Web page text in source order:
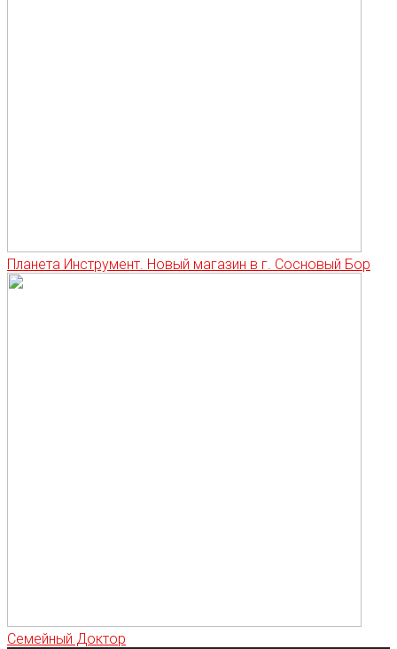
Планета Инструмент. Новый магазин в г. Сосновый Бор
Семейный Доктор